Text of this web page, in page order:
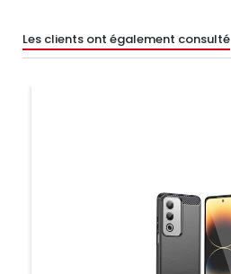
Les clients ont également consulté